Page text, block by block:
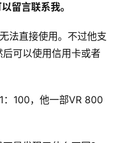
留言联系我。
法直接使用。不过他支
可以使用信用卡或者
：100，他一部VR 800